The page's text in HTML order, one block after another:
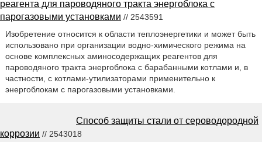
реагента для пароводяного тракта энергоблока с
парогазовыми установками // 2543591
Изобретение относится к области теплоэнергетики и может быть
использовано при организации водно-химического режима на
основе комплексных аминосодержащих реагентов для
пароводяного тракта энергоблока с барабанными котлами и, в
частности, с котлами-утилизаторами применительно к
энергоблокам с парогазовыми установками.
Способ защиты стали от сероводородной
коррозии // 2543018